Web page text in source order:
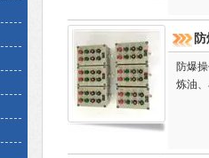
防爆
炼油